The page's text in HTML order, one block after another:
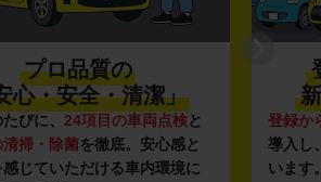
プロ品質の
心・安全・清潔」
びに、 24項目の車両点検と
掃・除菌を徹底。安心感と
じていただける車内環境に
登録か
導入し
います